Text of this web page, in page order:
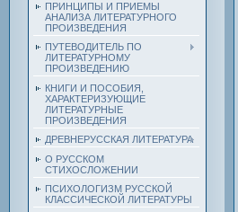
ПРИНЦИПЫ И ПРИЕМЫ
АНАЛИЗА ЛИТЕРАТУРНОГО
ПРОИЗВЕДЕНИЯ
ПУТЕВОДИТЕЛЬ ПО
ЛИТЕРАТУРНОМУ
ПРОИЗВЕДЕНИЮ
КНИГИ И ПОСОБИЯ,
ХАРАКТЕРИЗУЮЩИЕ
ЛИТЕРАТУРНЫЕ
ПРОИЗВЕДЕНИЯ
ДРЕВНЕРУССКАЯ ЛИТЕРАТУРА
О РУССКОМ
СТИХОСЛОЖЕНИИ
ПСИХОЛОГИЗМ РУССКОЙ
КЛАССИЧЕСКОЙ ЛИТЕРАТУРЫ